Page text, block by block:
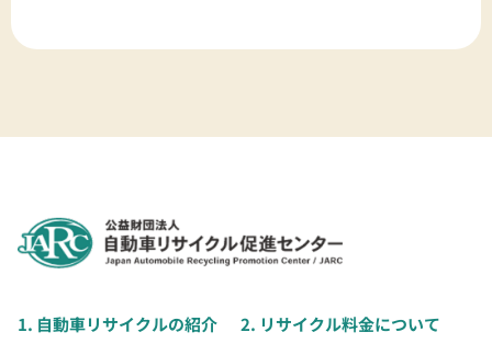
1. 自動車リサイクルの紹介 2. リサイクル料金について